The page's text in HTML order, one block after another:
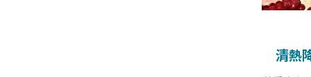
清熱